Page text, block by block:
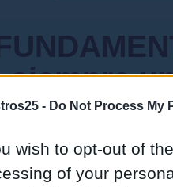
- Do Not Process My
wish to opt-out of
of your
siempre
mensajes